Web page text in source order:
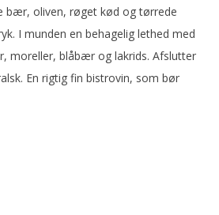
bær, oliven, røget kød og tørrede
I munden en behagelig lethed med
moreller, blåbær og lakrids. Afslutter
En rigtig fin bistrovin, som bør